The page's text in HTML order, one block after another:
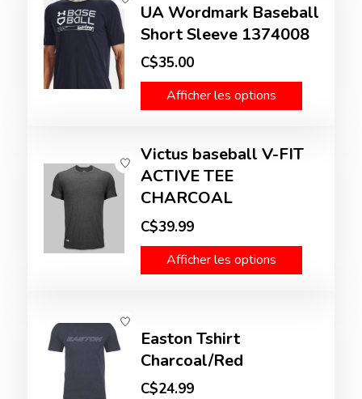
UA Wordmark Baseball
Short Sleeve 1374008
C$35.00
Afficher les options
Victus baseball V-FIT
ACTIVE TEE
CHARCOAL
C$39.99
Afficher les options
Easton Tshirt
Charcoal/Red
C$24.99